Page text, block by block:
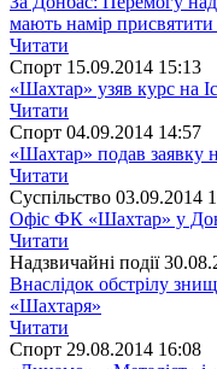
мають намір присвятити
Читати
Спорт 15.09.2014 15:13
«Шахтар» узяв курс на
Читати
Спорт 04.09.2014 14:57
«Шахтар» подав заявку
Читати
Суспiльство 03.09.2014
Офіс ФК «Шахтар» у
Читати
Надзвичайні події
Внаслідок обстрілу
«Шахтаря»
Читати
Спорт 29.08.2014 16:08